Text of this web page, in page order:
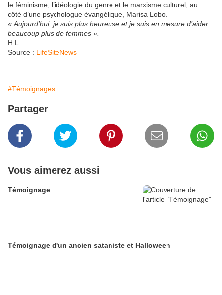
le féminisme, l’idéologie du genre et le marxisme culturel, au
côté d’une psychologue évangélique, Marisa Lobo.
« Aujourd’hui, je suis plus heureuse et je suis en mesure d’aider
beaucoup plus de femmes ».
H.L.
Source : LifeSiteNews
#Témoignages
Partager
Vous aimerez aussi
Témoignage
Témoignage d'un ancien sataniste et Halloween